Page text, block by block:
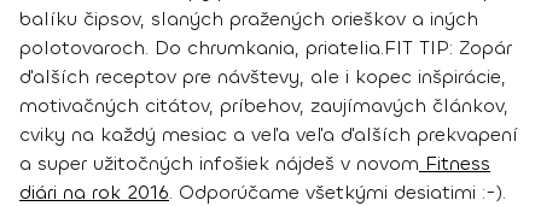
balíku čipsov, slaných pražených orieškov a iných
polotovaroch. Do chrumkania, priatelia.FIT TIP: Zopár
ďalších receptov pre návštevy, ale i kopec inšpirácie,
motivačných citátov, príbehov, zaujímavých článkov,
cviky na každý mesiac a veľa veľa ďalších prekvapení
a super užitočných infošiek nájdeš v novom Fitness
diári na rok 2016. Odporúčame všetkými desiatimi :-).